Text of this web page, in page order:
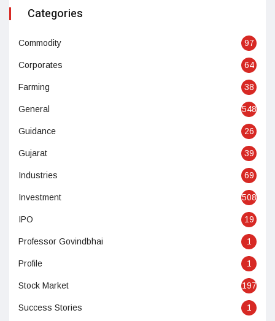
Categories
Commodity 97
Corporates 64
Farming 38
General 548
Guidance 26
Gujarat 39
Industries 69
Investment 508
IPO 19
Professor Govindbhai 1
Profile 1
Stock Market 197
Success Stories 1